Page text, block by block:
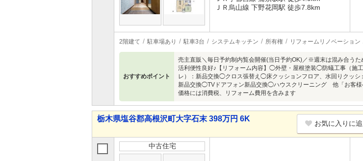
ＪＲ烏山線 下野花岡駅 徒歩7.8km
2階建て 駐車場あり 駐車3台 システムキッチン 所有権 リフォームリノベーション
おすすめポイント
売主直販＼毎日予約制内覧会開催(当日予約OK)／※週末は混み合う
活利便性良好♪【リフォーム内容】◯外壁・屋根塗装◯防蟻工事（施
レ）：新品交換◯クロス張替え◯床クッションフロア、水回りクッ
新品交換◯TVドアフォン新品交換◯ハウスクリーニング 他「お客
価格には消費税、リフォーム費用を含みます
栃木県塩谷郡高根沢町大字石末 398万円 6K
お気に入りに
中古住宅